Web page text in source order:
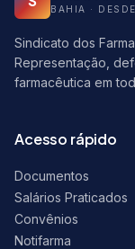
BAHIA ·
Sindicato dos
Representação,
farmacêutica em
Acesso rápido
Documentos
Salários Praticados
Convênios
Notifarma